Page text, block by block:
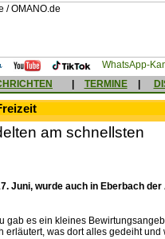
TERMINE
am schnellsten
Juni, wurde auch in Eberbach
gab es ein kleines
erläutert, was dort alles gedeiht